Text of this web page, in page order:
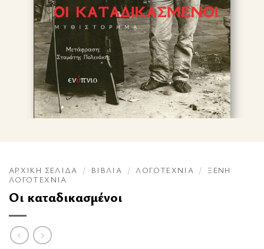
ΑΡΧΙΚΉ ΣΕΛΊΔΑ / ΒΙΒΛΊΑ / ΛΟΓΟΤΕΧΝΊΑ / ΞΈΝΗ
ΛΟΓΟΤΕΧΝΊΑ
Οι καταδικασμένοι